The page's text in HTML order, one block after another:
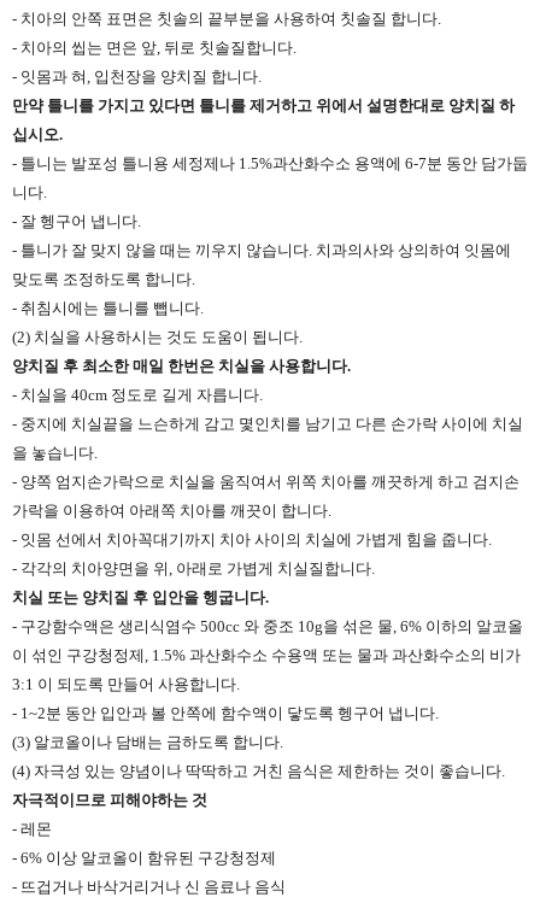
- 치아의 안쪽 표면은 칫솔의 끝부분을 사용하여 칫솔질 합니다.
- 치아의 씹는 면은 앞, 뒤로 칫솔질합니다.
- 잇몸과 혀, 입천장을 양치질 합니다.
만약 틀니를 가지고 있다면 틀니를 제거하고 위에서 설명한대로 양치질 하
십시오.
- 틀니는 발포성 틀니용 세정제나 1.5%과산화수소 용액에 6-7분 동안 담가둡
니다.
- 잘 헹구어 냅니다.
- 틀니가 잘 맞지 않을 때는 끼우지 않습니다. 치과의사와 상의하여 잇몸에
맞도록 조정하도록 합니다.
- 취침시에는 틀니를 뺍니다.
(2) 치실을 사용하시는 것도 도움이 됩니다.
양치질 후 최소한 매일 한번은 치실을 사용합니다.
- 치실을 40cm 정도로 길게 자릅니다.
- 중지에 치실끝을 느슨하게 감고 몇인치를 남기고 다른 손가락 사이에 치실
을 놓습니다.
- 양쪽 엄지손가락으로 치실을 움직여서 위쪽 치아를 깨끗하게 하고 검지손
가락을 이용하여 아래쪽 치아를 깨끗이 합니다.
- 잇몸 선에서 치아꼭대기까지 치아 사이의 치실에 가볍게 힘을 줍니다.
- 각각의 치아양면을 위, 아래로 가볍게 치실질합니다.
치실 또는 양치질 후 입안을 헹굽니다.
- 구강함수액은 생리식염수 500cc 와 중조 10g을 섞은 물, 6% 이하의 알코올
이 섞인 구강청정제, 1.5% 과산화수소 수용액 또는 물과 과산화수소의 비가
3:1 이 되도록 만들어 사용합니다.
- 1~2분 동안 입안과 볼 안쪽에 함수액이 닿도록 헹구어 냅니다.
(3) 알코올이나 담배는 금하도록 합니다.
(4) 자극성 있는 양념이나 딱딱하고 거친 음식은 제한하는 것이 좋습니다.
자극적이므로 피해야하는 것
- 레몬
- 6% 이상 알코올이 함유된 구강청정제
- 뜨겁거나 바삭거리거나 신 음료나 음식